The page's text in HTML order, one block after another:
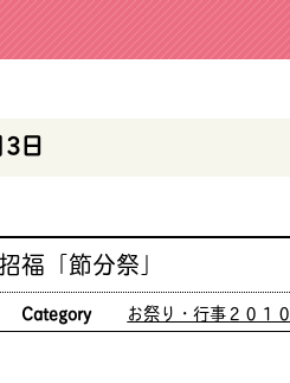
日
福「節分祭」
Category お祭り・行事２０１０